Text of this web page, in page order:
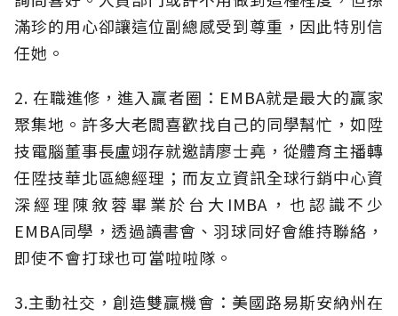
滿珍的用心卻讓這位副總感受到尊重，因此特別信
任她。
2. 在職進修，進入贏者圈：EMBA就是最大的贏家
聚集地。許多大老闆喜歡找自己的同學幫忙，如陞
技電腦董事長盧翊存就邀請廖士堯，從體育主播轉
任陞技華北區總經理；而友立資訊全球行銷中心資
深經理陳敘蓉畢業於台大IMBA，也認識不少
EMBA同學，透過讀書會、羽球同好會維持聯絡，
即使不會打球也可當啦啦隊。
3.主動社交，創造雙贏機會：美國路易斯安納州在